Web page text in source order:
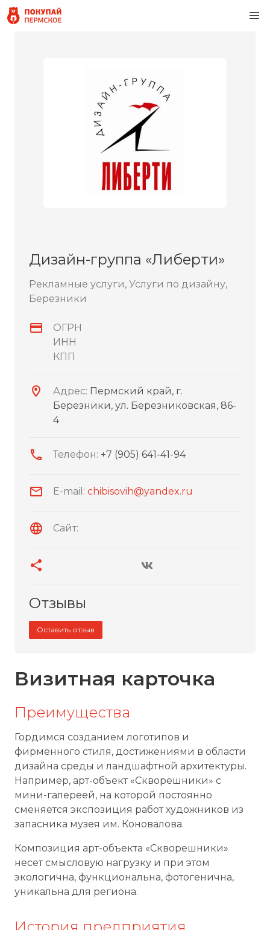
Дизайн-группа «Либерти»
Рекламные услуги, Услуги по дизайну,
Березники
ОГРН
ИНН
КПП
Адрес: Пермский край, г.
Березники, ул. Березниковская, 86-
4
Телефон: +7 (905) 641-41-94
E-mail: chibisovih@yandex.ru
Сайт:
Отзывы
Оставить отзыв
Визитная карточка
Преимущества
Гордимся созданием логотипов и
фирменного стиля, достижениями в области
дизайна среды и ландшафтной архитектуры.
Например, арт-объект «Скворешники» с
мини-галереей, на которой постоянно
сменяется экспозиция работ художников из
запасника музея им. Коновалова.
Композиция арт-объекта «Скворешники»
несет смысловую нагрузку и при этом
экологична, функциональна, фотогенична,
уникальна для региона.